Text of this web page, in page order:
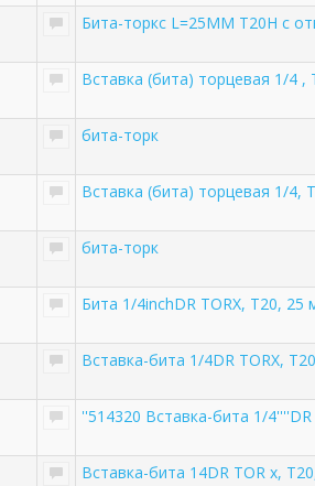
Бита-торкс L=25ММ Т20H с
Вставка (бита) торцевая 1/4 ,
бита-торк
Вставка (бита) торцевая 1/4,
бита-торк
Бита 1/4inchDR TORX, T20, 25
Вставка-бита 1/4DR TORX,
''514320 Вставка-бита 1/
Вставка-бита 14DR TOR x,